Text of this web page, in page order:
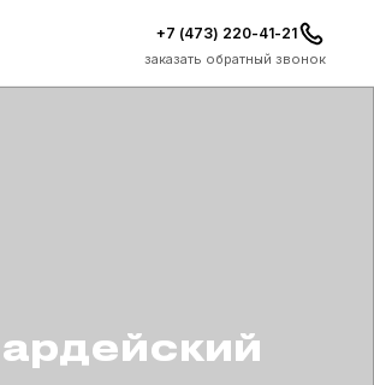
+7 (473) 220-41-21
заказать обратный звонок